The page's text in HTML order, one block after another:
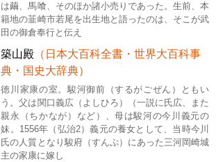
は繭、馬喰、そのほか諸小売りであった。生前、本
籍地の韮崎市若尾を出生地と語ったのは、そこが武
田の御倉奉行と伝え
築山殿 （日本大百科全書・世界大百科事
典・国史大辞典）
徳川家康の室。駿河御前（するがごぜん）ともい
う。父は関口義広（よしひろ）（一説に氏広、また
親永（ちかなが）など）、母は駿河の今川義元の
妹。1556年（弘治2）義元の養女として、当時今川
氏の人質となり駿府（すんぷ）にあった三河岡崎城
主の家康に嫁し